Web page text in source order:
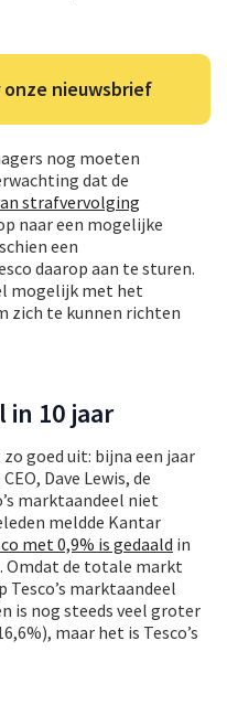
nieuwsbrief
nog moeten
dat de
strafvervolging
naar een mogelijke
een
daarop aan te sturen.
mogelijk met het
zich te kunnen richten
in 10 jaar
goed uit: bijna een jaar
Dave Lewis, de
marktaandeel niet
meldde Kantar
met 0,9% is gedaald in
Omdat de totale markt
marktaandeel
is nog steeds veel groter
maar het is Tesco’s